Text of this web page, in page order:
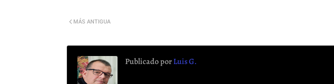
MÁS ANTIGUA
Publicado porLuis G.